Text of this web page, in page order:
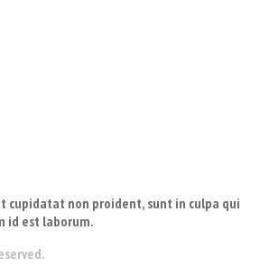
cupidatat non proident, sunt in culpa qui
id est laborum.